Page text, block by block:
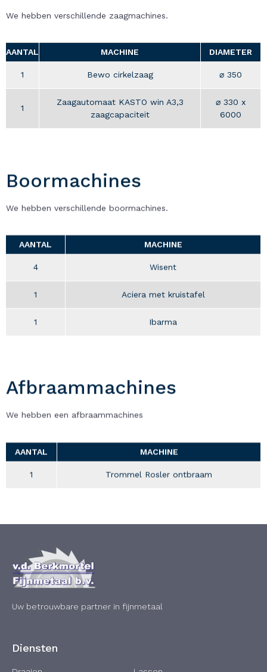
We hebben verschillende zaagmachines.
AANTAL MACHINE DIAMETER
1 Bewo cirkelzaag ⌀ 350
1
Zaagautomaat KASTO win A3,3
zaagcapaciteit
⌀ 330 x
6000
Boormachines
We hebben verschillende boormachines.
AANTAL MACHINE
4 Wisent
1 Aciera met kruistafel
1 Ibarma
Afbraammachines
We hebben een afbraammachines
AANTAL MACHINE
1 Trommel Rosler ontbraam
Uw betrouwbare partner in fijnmetaal
Diensten